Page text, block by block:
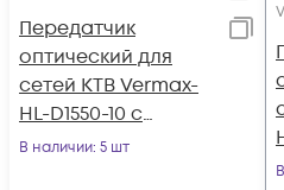
Передатчик
оптический для
сетей КТВ Vermax-
HL-D1550-10 с
прямой
В наличии: 5 шт